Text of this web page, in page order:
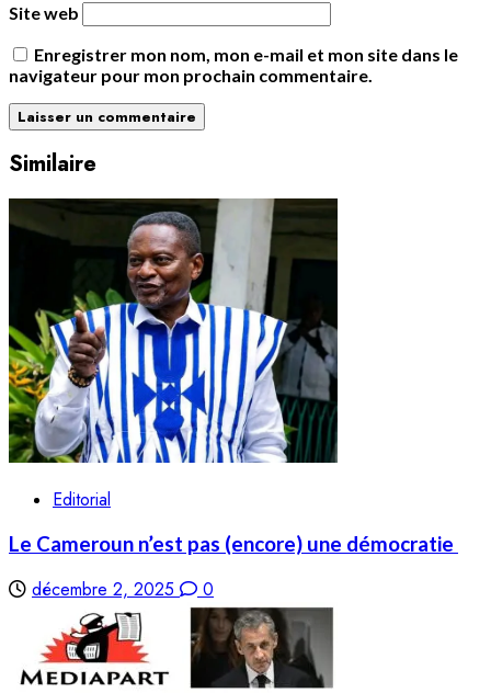
Site web
Enregistrer mon nom, mon e-mail et mon site dans le
navigateur pour mon prochain commentaire.
Similaire
Editorial
Le Cameroun n’est pas (encore) une démocratie
décembre 2, 2025 0